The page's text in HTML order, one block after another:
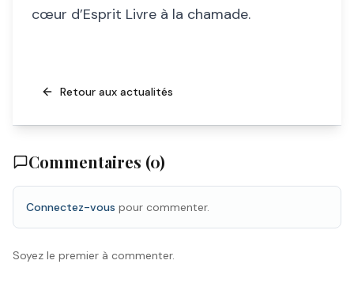
cœur d’Esprit Livre à la chamade.
Retour aux actualités
Commentaires (0)
Connectez-vous pour commenter.
Soyez le premier à commenter.